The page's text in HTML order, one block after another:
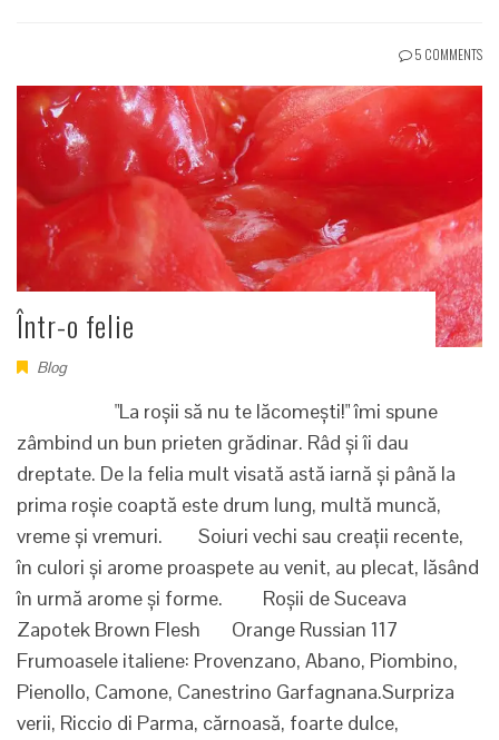
5 COMMENTS
Într-o felie
Blog
"La roșii să nu te lăcomești!" îmi spune
zâmbind un bun prieten grădinar. Râd și îi dau
dreptate. De la felia mult visată astă iarnă și până la
prima roșie coaptă este drum lung, multă muncă,
vreme și vremuri. Soiuri vechi sau creații recente,
în culori și arome proaspete au venit, au plecat, lăsând
în urmă arome și forme. Roșii de Suceava
Zapotek Brown Flesh Orange Russian 117
Frumoasele italiene: Provenzano, Abano, Piombino,
Pienollo, Camone, Canestrino Garfagnana.Surpriza
verii, Riccio di Parma, cărnoasă, foarte dulce,